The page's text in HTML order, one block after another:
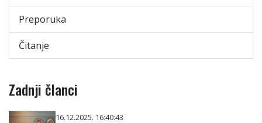
Preporuka
Čitanje
Zadnji članci
16.12.2025. 16:40:43